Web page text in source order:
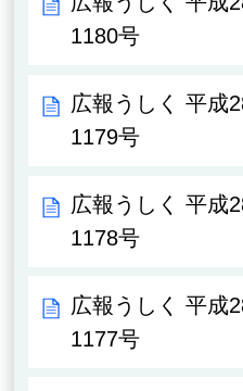
1180号
広報うしく 平成
1179号
広報うしく 平成
1178号
広報うしく 平成
1177号